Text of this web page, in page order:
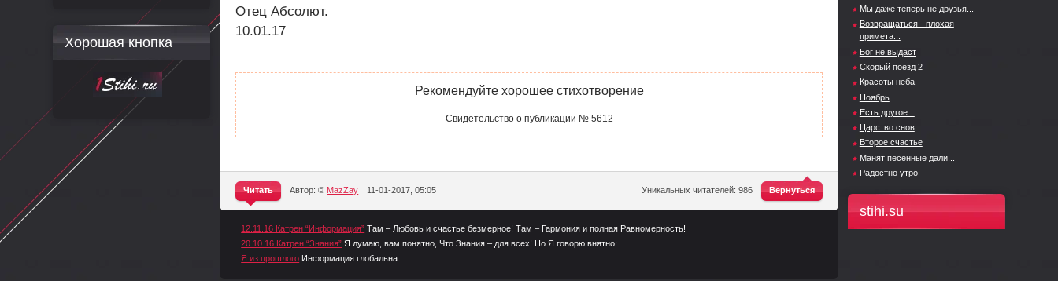
Отец Абсолют.
10.01.17
Рекомендуйте хорошее стихотворение
Свидетельство о публикации № 5612
Вернуться
Уникальных читателей: 986
Читать
^
Автор: © MazZay 11-01-2017, 05:05
12.11.16 Катрен “Информация” Там – Любовь и счастье безмерное! Там – Гармония и полная Равномерность!
20.10.16 Катрен “Знания” Я думаю, вам понятно, Что Знания – для всех! Но Я говорю внятно:
Я из прошлого Информация глобальна
Мы даже теперь не друзья...
Возвращаться - плохая
примета...
Бог не выдаст
Скорый поезд 2
Красоты неба
Ноябрь
Есть другое...
Царство снов
Второе счастье
Манят песенные дали...
Радостно утро
stihi.su
Хорошая кнопка